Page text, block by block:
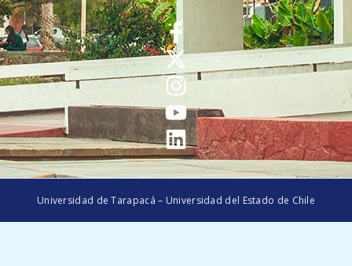
Universidad de Tarapacá – Universidad del Estado de Chile